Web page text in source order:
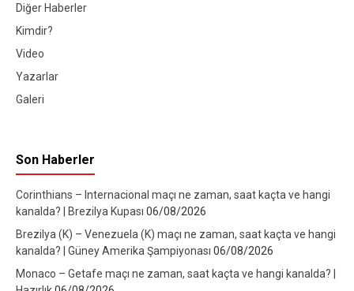
Diğer Haberler
Kimdir?
Video
Yazarlar
Galeri
Son Haberler
Corinthians – Internacional maçı ne zaman, saat kaçta ve hangi
kanalda? | Brezilya Kupası 06/08/2026
Brezilya (K) – Venezuela (K) maçı ne zaman, saat kaçta ve hangi
kanalda? | Güney Amerika Şampiyonası 06/08/2026
Monaco – Getafe maçı ne zaman, saat kaçta ve hangi kanalda? |